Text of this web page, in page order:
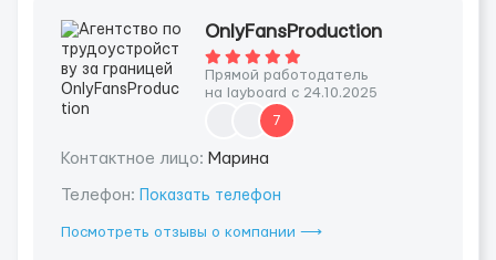
OnlyFansProduction
Прямой работодатель
на layboard с 24.10.2025
7
Контактное лицо: Марина
Телефон: Показать телефон
Посмотреть отзывы о компании ⟶